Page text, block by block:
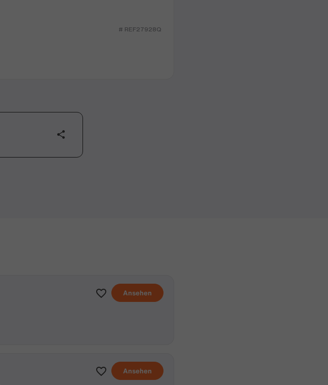
# REF27928Q
Ansehen
Ansehen